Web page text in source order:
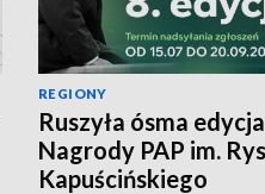
REGIONY
Ruszyła ósma edycja
Nagrody PAP im.
Kapuścińskiego